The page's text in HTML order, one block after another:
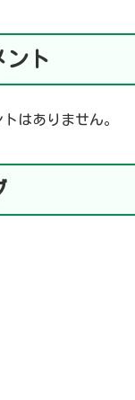
ント
はありません。